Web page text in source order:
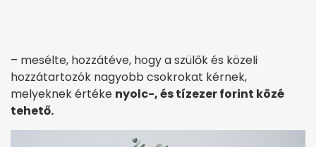
– mesélte, hozzátéve, hogy a szülők és közeli
hozzátartozók nagyobb csokrokat kérnek,
melyeknek értéke nyolc-, és tízezer forint közé
tehető.